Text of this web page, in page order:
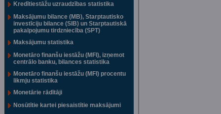
Kredītiestāžu uzraudzības statistika
Maksājumu bilance (MB), Starptautisko
investīciju bilance (SIB) un Starptautiskā
pakalpojumu tirdzniecība (SPT)
Maksājumu statistika
Monetāro finanšu iestāžu (MFI), izņemot
centrālo banku, bilances statistika
Monetāro finanšu iestāžu (MFI) procentu
likmju statistika
Monetārie rādītāji
Nosūtītie kartei piesaistītie maksājumi